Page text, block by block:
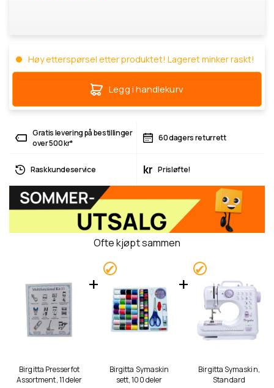
Høy etterspørsel etter produktet! Lageret minker raskt!
Legg i handlekurv
Gratis levering på bestillinger
over 500 kr*
60 dagers returrett
Rask kundeservice kr Prisløfte!
Ofte kjøpt sammen
Birgitta Presserfot
Assortment, 11 deler
Birgitta Symaskin
sett, 100 deler
Birgitta Symaskin,
Standard